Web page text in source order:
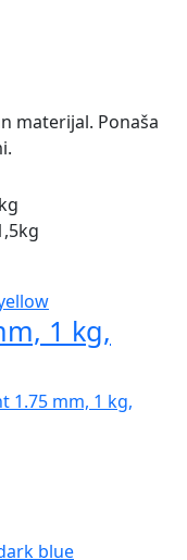
materijal. Ponaša
1 kg,
1.75 mm, 1 kg,